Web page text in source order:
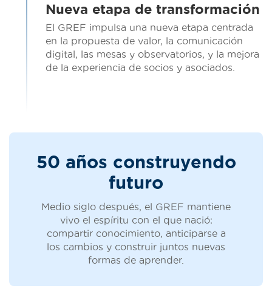
Nueva etapa de transformación
El GREF impulsa una nueva etapa centrada
en la propuesta de valor, la comunicación
digital, las mesas y observatorios, y la mejora
de la experiencia de socios y asociados.
50 años construyendo
futuro
Medio siglo después, el GREF mantiene
vivo el espíritu con el que nació:
compartir conocimiento, anticiparse a
los cambios y construir juntos nuevas
formas de aprender.